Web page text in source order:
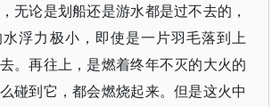
无论是划船还是游水都是过不去的，
浮力极小，即使是一片羽毛落到上
。再往上，是燃着终年不灭的大火的
碰到它，都会燃烧起来。但是这火中